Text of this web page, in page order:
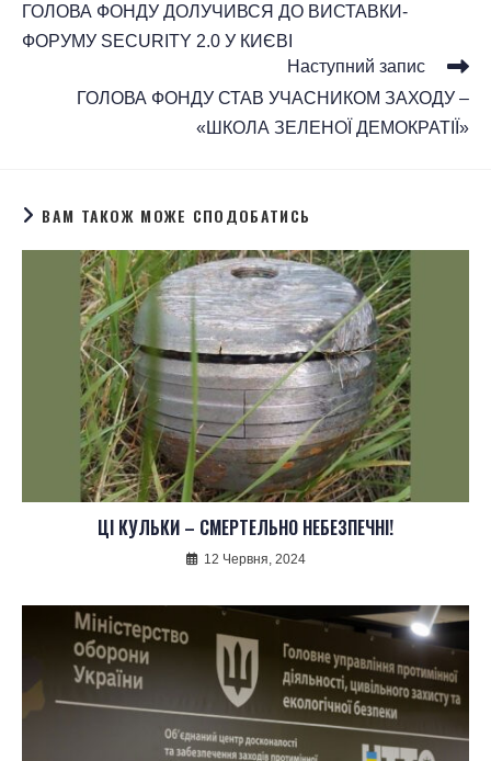
ГОЛОВА ФОНДУ ДОЛУЧИВСЯ ДО ВИСТАВКИ-
ФОРУМУ SECURITY 2.0 У КИЄВІ
Наступний запис
ГОЛОВА ФОНДУ СТАВ УЧАСНИКОМ ЗАХОДУ –
«ШКОЛА ЗЕЛЕНОЇ ДЕМОКРАТІЇ»
ВАМ ТАКОЖ МОЖЕ СПОДОБАТИСЬ
ЦІ КУЛЬКИ – СМЕРТЕЛЬНО НЕБЕЗПЕЧНІ!
12 Червня, 2024